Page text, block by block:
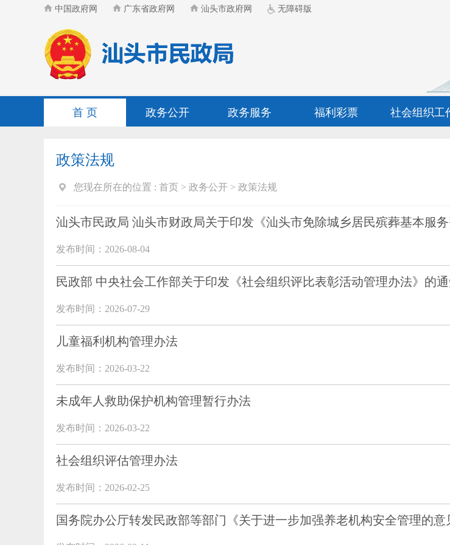
中国政府网 广东省政府网 汕头市政府网 无障碍版
首 页 政务公开 政务服务 福利彩票 社会组织工
政策法规
您现在所在的位置 : 首页 > 政务公开 > 政策法规
汕头市民政局 汕头市财政局关于印发《汕头市免除城乡居民殡葬基本服
发布时间：2026-08-04
民政部 中央社会工作部关于印发《社会组织评比表彰活动管理办法》的
发布时间：2026-07-29
儿童福利机构管理办法
发布时间：2026-03-22
未成年人救助保护机构管理暂行办法
发布时间：2026-03-22
社会组织评估管理办法
发布时间：2026-02-25
国务院办公厅转发民政部等部门《关于进一步加强养老机构安全管理的意